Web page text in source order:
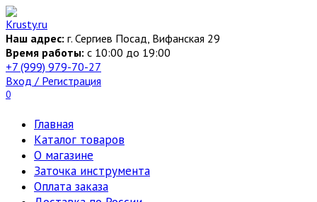
Перейти
к
содержанию
Наш адрес: г. Сергиев Посад, Вифанская 29
Время работы: c 10:00 до 19:00
+7 (999) 979-70-27
Вход / Регистрация
0
Главная
Каталог товаров
О магазине
Заточка инструмента
Оплата заказа